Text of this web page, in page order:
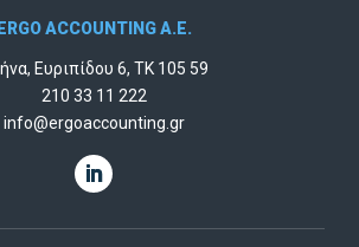
ERGO ACCOUNTING A.E.
Ευριπίδου 6, ΤΚ 105 59
210 33 11 222
info@ergoaccounting.gr